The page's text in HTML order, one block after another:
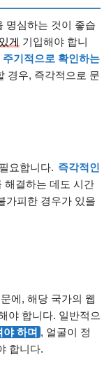
명심하는 것이 좋습
게 기입해야 합니
기적으로 확인하는
경우, 즉각적으로 문
요합니다. 즉각적인
해결하는 데도 시간
가피한 경우가 있을
에, 해당 국가의 웹
야 합니다. 일반적으
하며 , 얼굴이 정
합니다.